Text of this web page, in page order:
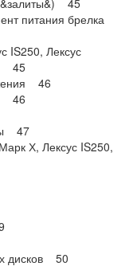
&залиты&) 45
питания брелка
IS250, Лексус
45
46
46
47
Х, Лексус IS250,
дисков 50